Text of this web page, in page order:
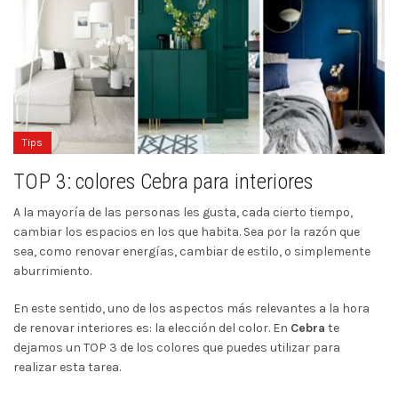
Tips
TOP 3: colores Cebra para interiores
A la mayoría de las personas les gusta, cada cierto tiempo,
cambiar los espacios en los que habita. Sea por la razón que
sea, como renovar energías, cambiar de estilo, o simplemente
aburrimiento.
En este sentido, uno de los aspectos más relevantes a la hora
de renovar interiores es: la elección del color. En Cebra te
dejamos un TOP 3 de los colores que puedes utilizar para
realizar esta tarea.